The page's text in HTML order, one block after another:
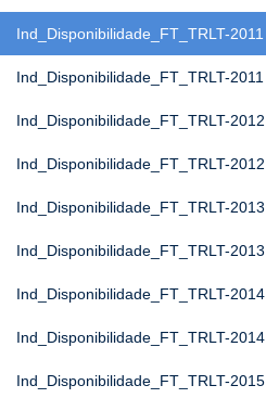
Ind_Disponibilidade_FT_TRLT-2011
Ind_Disponibilidade_FT_TRLT-2011
Ind_Disponibilidade_FT_TRLT-2012
Ind_Disponibilidade_FT_TRLT-2012
Ind_Disponibilidade_FT_TRLT-2013
Ind_Disponibilidade_FT_TRLT-2013
Ind_Disponibilidade_FT_TRLT-2014
Ind_Disponibilidade_FT_TRLT-2014
Ind_Disponibilidade_FT_TRLT-2015